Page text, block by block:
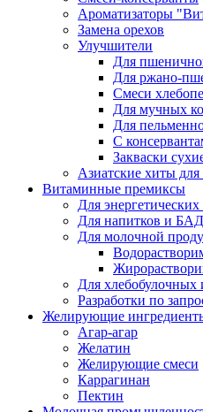
Ароматизаторы
Замена орехов
Улучшители
Для
Для ржано-
Смеси
Для мучных
Для
С
Закваски
Азиатские хиты
Витаминные премиксы
Для
Для напитков и БАД
Для молочной
Для хлебобулочных
Разработки по
Желирующие
Агар-агар
Желатин
Желирующие смеси
Каррагинан
Пектин